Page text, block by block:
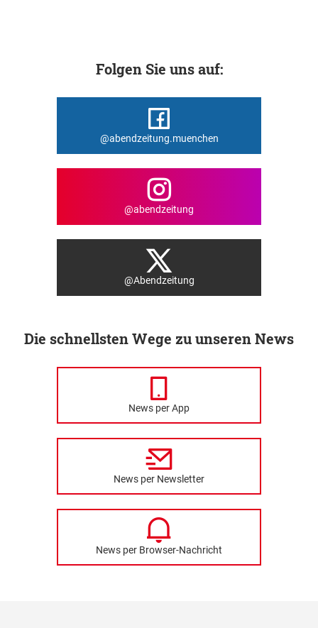
Folgen Sie uns auf:
@abendzeitung.muenchen
@abendzeitung
@Abendzeitung
Die schnellsten Wege zu unseren News
News per App
News per Newsletter
News per Browser-Nachricht